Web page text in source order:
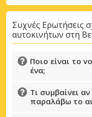
Συχνές Ερωτήσεις
αυτοκινήτων στη
Ποιο είναι το
ένα;
Τι συμβαίνει
παραλάβω το